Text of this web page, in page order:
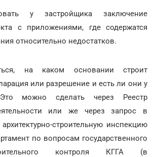
у застройщика заключение
с приложениями, где содержатся
относительно недостатков.
на каком основании строит
или разрешение и есть ли они у
можно сделать через Реестр
или же через запрос в
строительную инспекцию
по вопросам государственного
контроля КГГА (в